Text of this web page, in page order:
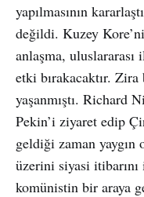
yapılmasının
değildi. Kuzey
anlaşma,
etki bırakacaktır.
yaşanmıştı. Richard
Pekin’i ziyaret edip
geldiği zaman
üzerini siyasi
komünistin bir araya